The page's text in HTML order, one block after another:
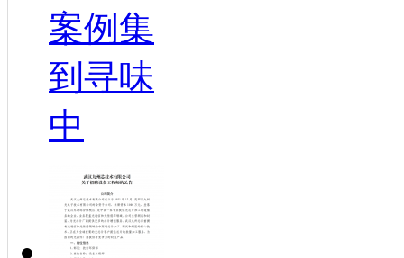
案例集
到寻味
中